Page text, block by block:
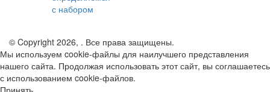
© Copyright 2026, . Все права защищены.
Мы используем cookie-файлы для наилучшего представления
нашего сайта. Продолжая использовать этот сайт, вы соглашаетесь
с использованием cookie-файлов.
Принять